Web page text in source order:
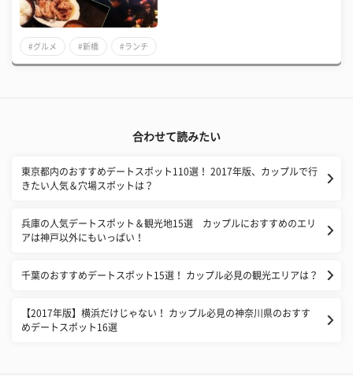
#グルメ #新橋 #ランチ
合わせて読みたい
東京都内のおすすめデートスポット110選！ 2017年版、カップルで行
きたい人気＆穴場スポットは？
兵庫の人気デートスポット＆観光地15選 カップルにおすすめのエリ
アは神戸以外にもいっぱい！
千葉のおすすめデートスポット15選！ カップル必見の観光エリアは？
【2017年版】横浜だけじゃない！ カップル必見の神奈川県のおすす
めデートスポット16選